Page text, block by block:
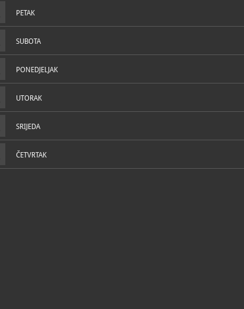
PETAK
SUBOTA
PONEDJELJAK
UTORAK
SRIJEDA
ČETVRTAK